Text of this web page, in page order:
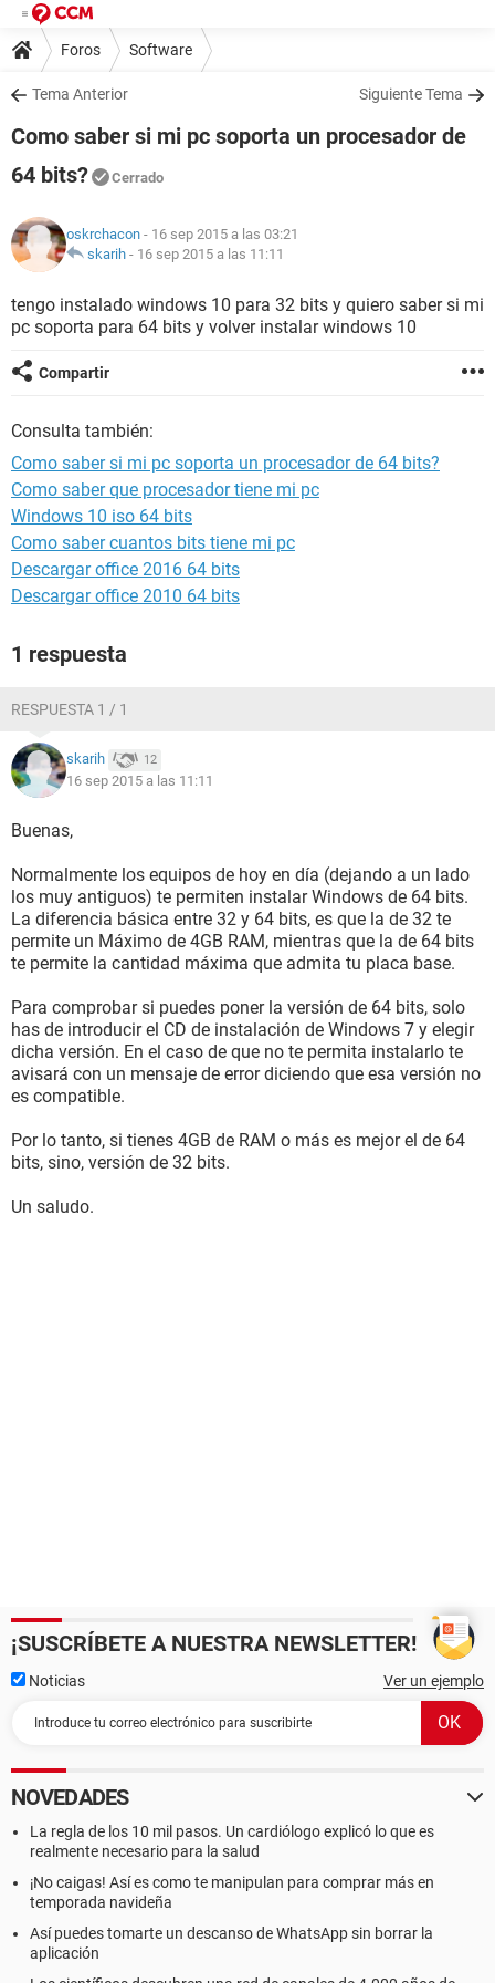
Foros Software
Tema Anterior Siguiente Tema
Como saber si mi pc soporta un procesador de
64 bits?
Cerrado
oskrchacon - 16 sep 2015 a las 03:21
skarih - 16 sep 2015 a las 11:11
tengo instalado windows 10 para 32 bits y quiero saber si mi
pc soporta para 64 bits y volver instalar windows 10
Compartir
Consulta también:
Como saber si mi pc soporta un procesador de 64 bits?
Como saber que procesador tiene mi pc
Windows 10 iso 64 bits
Como saber cuantos bits tiene mi pc
Descargar office 2016 64 bits
Descargar office 2010 64 bits
1 respuesta
RESPUESTA 1 / 1
skarih 12
16 sep 2015 a las 11:11
Buenas,
Normalmente los equipos de hoy en día (dejando a un lado
los muy antiguos) te permiten instalar Windows de 64 bits.
La diferencia básica entre 32 y 64 bits, es que la de 32 te
permite un Máximo de 4GB RAM, mientras que la de 64 bits
te permite la cantidad máxima que admita tu placa base.
Para comprobar si puedes poner la versión de 64 bits, solo
has de introducir el CD de instalación de Windows 7 y elegir
dicha versión. En el caso de que no te permita instalarlo te
avisará con un mensaje de error diciendo que esa versión no
es compatible.
Por lo tanto, si tienes 4GB de RAM o más es mejor el de 64
bits, sino, versión de 32 bits.
Un saludo.
¡SUSCRÍBETE A NUESTRA NEWSLETTER!
Noticias Ver un ejemplo
NOVEDADES
La regla de los 10 mil pasos. Un cardiólogo explicó lo que es
realmente necesario para la salud
¡No caigas! Así es como te manipulan para comprar más en
temporada navideña
Así puedes tomarte un descanso de WhatsApp sin borrar la
aplicación